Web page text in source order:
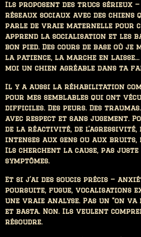
Ils proposent des trucs sérieux —
réseaux sociaux avec des chiens
parle de vraie maternelle pour
apprend la socialisation et les
bon pied. Des cours de base où
la patience, la marche en
moi un chien agréable dans ta
Il y a aussi la réhabilitation
pour mes semblables qui ont
difficiles. Des peurs. Des
avec respect et sans jugement.
de la réactivité, de l’agressivité,
intenses aux gens ou aux
Ils cherchent la cause, pas juste
symptômes.
Et si j’ai des soucis précis —
poursuite, fugue, vocalisations
une vraie analyse. Pas un “on va
et basta. Non. Ils veulent
résoudre.